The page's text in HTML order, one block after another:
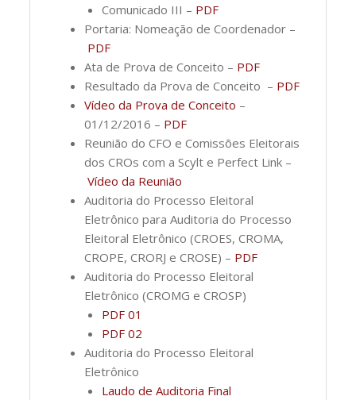
Comunicado III – PDF
Portaria: Nomeação de Coordenador –
PDF
Ata de Prova de Conceito – PDF
Resultado da Prova de Conceito – PDF
Vídeo da Prova de Conceito –
01/12/2016 – PDF
Reunião do CFO e Comissões Eleitorais
dos CROs com a Scylt e Perfect Link –
Vídeo da Reunião
Auditoria do Processo Eleitoral
Eletrônico para Auditoria do Processo
Eleitoral Eletrônico (CROES, CROMA,
CROPE, CRORJ e CROSE) – PDF
Auditoria do Processo Eleitoral
Eletrônico (CROMG e CROSP)
PDF 01
PDF 02
Auditoria do Processo Eleitoral
Eletrônico
Laudo de Auditoria Final